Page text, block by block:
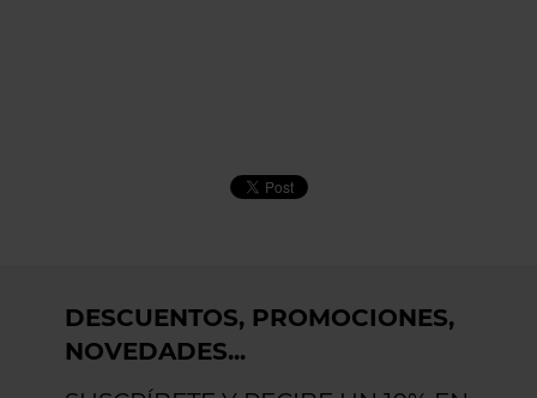
DESCUENTOS, PROMOCIONES,
NOVEDADES...